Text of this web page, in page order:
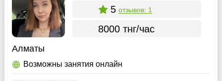
5 отзывов: 1
8000 тнг/час
Алматы
Возможны занятия онлайн